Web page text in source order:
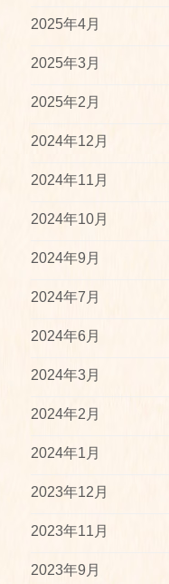
2025年4月
2025年3月
2025年2月
2024年12月
2024年11月
2024年10月
2024年9月
2024年7月
2024年6月
2024年3月
2024年2月
2024年1月
2023年12月
2023年11月
2023年9月